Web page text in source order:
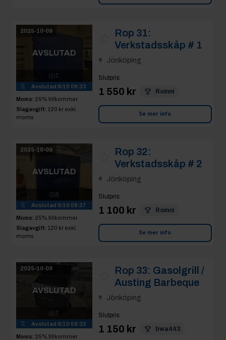
2025-10-09
AVSLUTAD
7
Avslutad 9/10 09:33
Moms: 25% tillkommer
Slagavgift: 120 kr exkl.
moms
Rop 31:
Verkstadsskåp # 1
Jönköping
Slutpris:
1 550 kr Roinni
Se mer info
2025-10-09
AVSLUTAD
5
Avslutad 9/10 09:37
Moms: 25% tillkommer
Slagavgift: 120 kr exkl.
moms
Rop 32:
Verkstadsskåp # 2
Jönköping
Slutpris:
1 100 kr Roinni
Se mer info
2025-10-09
AVSLUTAD
7
Avslutad 9/10 09:32
Moms: 25% tillkommer
Rop 33: Gasolgrill /
Austing Barbeque
Jönköping
Slutpris:
1 150 kr bwa443